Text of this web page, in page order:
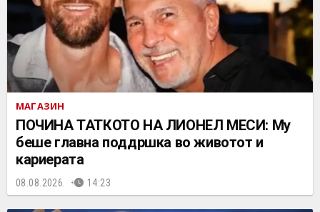
МАГАЗИН
ПОЧИНА ТАТКОТО НА ЛИОНЕЛ МЕСИ: Му
беше главна поддршка во животот и
кариерата
08.08.2026. 14:23